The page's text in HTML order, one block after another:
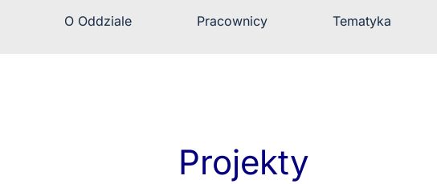
O Oddziale Pracownicy Tematyka
Projekty